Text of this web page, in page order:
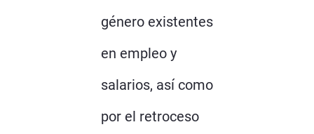
género existentes
en empleo y
salarios, así como
por el retroceso